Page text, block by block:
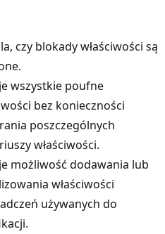
czy blokady właściwości są
wszystkie poufne
bez konieczności
poszczególnych
właściwości.
możliwość dodawania lub
właściwości
używanych do